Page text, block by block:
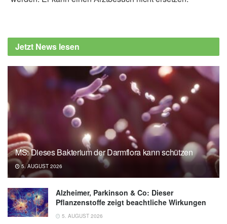
Jetzt News lesen
MS: Dieses Bakterium der Darmflora kann schützen
5. AUGUST 2026
Alzheimer, Parkinson & Co: Dieser
Pflanzenstoffe zeigt beachtliche Wirkungen
5. AUGUST 2026